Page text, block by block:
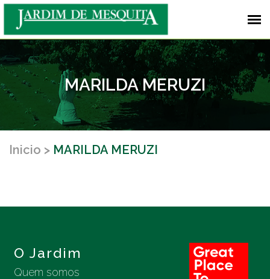
MARILDA MERUZI
Inicio MARILDA MERUZI
O Jardim
Quem somos